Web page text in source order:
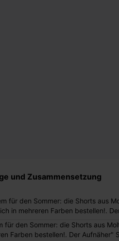
und Zusammensetzung
für den Sommer: die Shorts aus
in mehreren Farben bestellen!.
von Promod. Das Modell aus
hat einen gesmokt-
für den Sommer: die Shorts aus
Farben bestellen!. Der